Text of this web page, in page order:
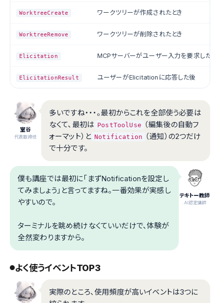
WorktreeCreate ワークツリーが作成されたとき
WorktreeRemove ワークツリーが削除されたとき
Elicitation MCPサーバーがユーザー入力を要求したと
ElicitationResult ユーザーがElicitationに応答した後
室谷
代表取締役
多いですね・・・。最初からこれを全部使う必要は
なくて、最初は PostToolUse
（編集後の自動フ
ォーマット）と Notification
（通知）の2つだけ
で十分です。
テキトー教師
.AI認定講師
僕も講座では最初に「まずNotificationを設定し
てみましょう」と言ってますね。一番効果が実感し
やすいので。
ターミナルを眺め続けなくていいだけで、体験が
全然変わりますから。
よく使うイベントTOP3
実際のところ、使用頻度が高いイベントは3つに